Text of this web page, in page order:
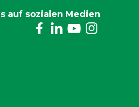
auf sozialen Medien